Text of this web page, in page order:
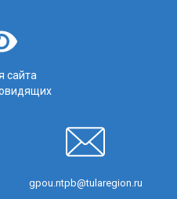
сайта
gpou.ntpb@tularegion.ru